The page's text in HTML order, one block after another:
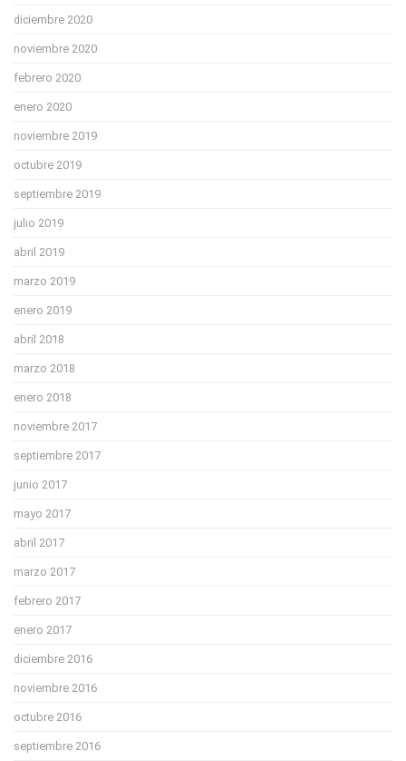
diciembre 2020
noviembre 2020
febrero 2020
enero 2020
noviembre 2019
octubre 2019
septiembre 2019
julio 2019
abril 2019
marzo 2019
enero 2019
abril 2018
marzo 2018
enero 2018
noviembre 2017
septiembre 2017
junio 2017
mayo 2017
abril 2017
marzo 2017
febrero 2017
enero 2017
diciembre 2016
noviembre 2016
octubre 2016
septiembre 2016